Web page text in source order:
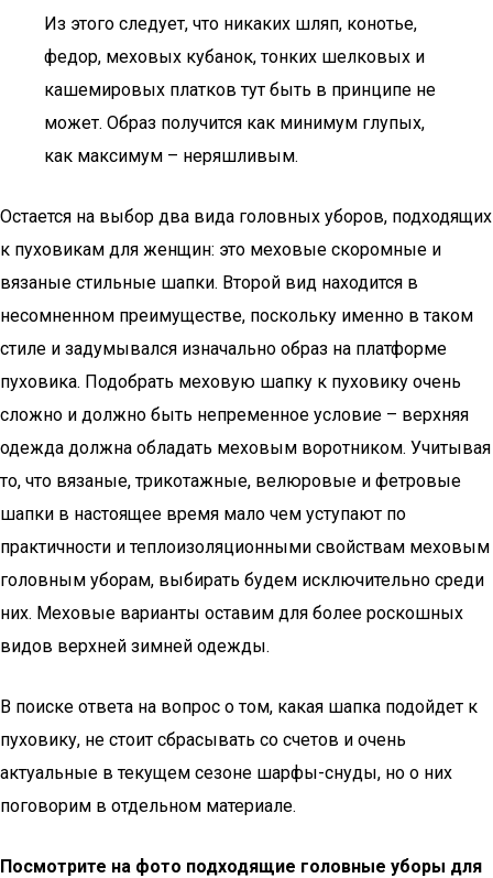
Из этого следует, что никаких шляп, конотье,
федор, меховых кубанок, тонких шелковых и
кашемировых платков тут быть в принципе не
может. Образ получится как минимум глупых,
как максимум – неряшливым.
Остается на выбор два вида головных уборов, подходящих
к пуховикам для женщин: это меховые скоромные и
вязаные стильные шапки. Второй вид находится в
несомненном преимуществе, поскольку именно в таком
стиле и задумывался изначально образ на платформе
пуховика. Подобрать меховую шапку к пуховику очень
сложно и должно быть непременное условие – верхняя
одежда должна обладать меховым воротником. Учитывая
то, что вязаные, трикотажные, велюровые и фетровые
шапки в настоящее время мало чем уступают по
практичности и теплоизоляционными свойствам меховым
головным уборам, выбирать будем исключительно среди
них. Меховые варианты оставим для более роскошных
видов верхней зимней одежды.
В поиске ответа на вопрос о том, какая шапка подойдет к
пуховику, не стоит сбрасывать со счетов и очень
актуальные в текущем сезоне шарфы-снуды, но о них
поговорим в отдельном материале.
Посмотрите на фото подходящие головные уборы для